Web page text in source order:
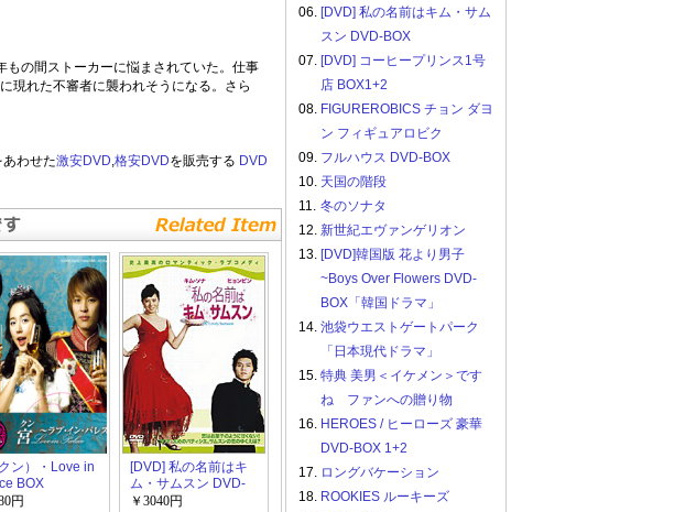
の間ストーカーに悩まされていた。仕事
現れた不審者に襲われそうになる。さら
わせた激安DVD,格安DVDを販売する DVD
ン）・Love in
BOX
円
[DVD] 私の名前はキ
ム・サムスン DVD-
BOX
￥3040円
06. [DVD] 私の名前はキム・サム
スン DVD-BOX
07. [DVD] コーヒープリンス1号
店 BOX1+2
08. FIGUREROBICS チョン ダヨ
ン フィギュアロビク
09. フルハウス DVD-BOX
10. 天国の階段
11. 冬のソナタ
12. 新世紀エヴァンゲリオン
13. [DVD]韓国版 花より男子
~Boys Over Flowers DVD-
BOX「韓国ドラマ」
14. 池袋ウエストゲートパーク
「日本現代ドラマ」
15. 特典 美男＜イケメン＞です
ね ファンへの贈り物
16. HEROES / ヒーローズ 豪華
DVD-BOX 1+2
17. ロングバケーション
18. ROOKIES ルーキーズ